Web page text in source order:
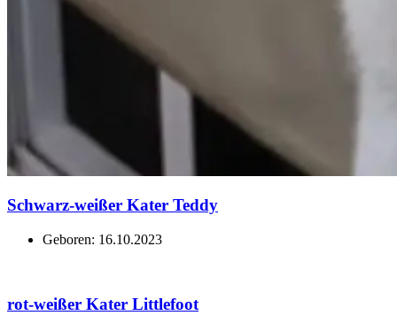
Schwarz-weißer Kater Teddy
Geboren: 16.10.2023
rot-weißer Kater Littlefoot